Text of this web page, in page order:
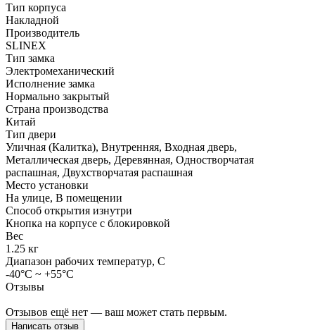
Тип корпуса
Накладной
Производитель
SLINEX
Тип замка
Электромеханический
Исполнение замка
Нормально закрытый
Страна производства
Китай
Тип двери
Уличная (Калитка), Внутренняя, Входная дверь,
Металлическая дверь, Деревянная, Одностворчатая
распашная, Двухстворчатая распашная
Место установки
На улице, В помещении
Способ открытия изнутри
Кнопка на корпусе с блокировкой
Вес
1.25 кг
Диапазон рабочих температур, C
-40°С ~ +55°С
Отзывы
Отзывов ещё нет — ваш может стать первым.
Написать отзыв